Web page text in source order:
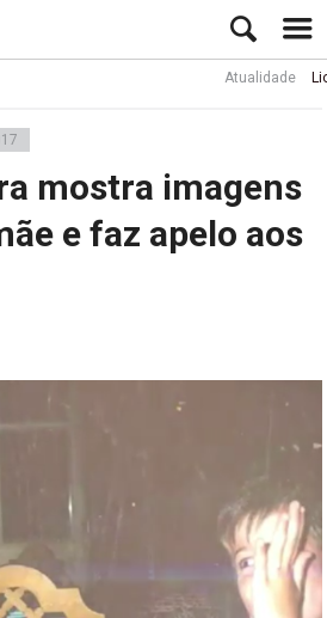
Atualidade Lionel
mostra imagens
e faz apelo aos